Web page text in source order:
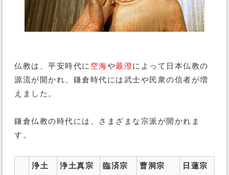
仏教は、平安時代に 空海や最澄によって日本仏教の
源流が開かれ、鎌倉時代には武士や民衆の信者が増
えました。
鎌倉仏教の時代には、さまざまな宗派が開かれま
す。
浄土
浄土真宗 臨済宗 曹洞宗 日蓮宗